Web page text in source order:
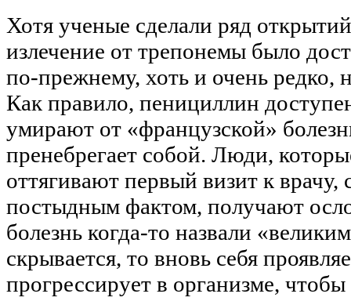
Хотя ученые сделали ряд
излечение от трепонемы было
по-прежнему, хоть и очень редко,
Как правило, пенициллин
умирают от «французской»
пренебрегает собой. Люди,
оттягивают первый визит к врачу,
постыдным фактом, получают
болезнь когда-то назвали
скрывается, то вновь себя
прогрессирует в организме, чтобы